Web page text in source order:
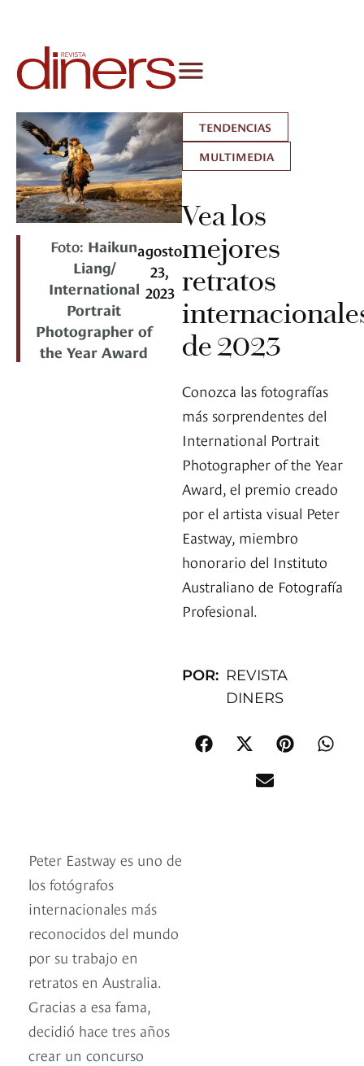
Foto: Haikun
Liang/
International
Portrait
Photographer of
the Year Award
agosto
23,
2023
TENDENCIAS
MULTIMEDIA
Vea los
mejores
retratos
de 2023
Conozca las fotografías
más sorprendentes del
International Portrait
Photographer of the Year
Award, el premio creado
por el artista visual Peter
Eastway, miembro
honorario del Instituto
Australiano de Fotografía
Profesional.
POR: REVISTA
DINERS
Peter Eastway es uno de
los fotógrafos
internacionales más
reconocidos del mundo
por su trabajo en
retratos en Australia.
Gracias a esa fama,
decidió hace tres años
crear un concurso